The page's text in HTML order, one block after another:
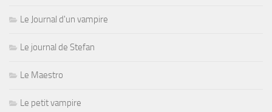
Le Journal d'un vampire
Le journal de Stefan
Le Maestro
Le petit vampire